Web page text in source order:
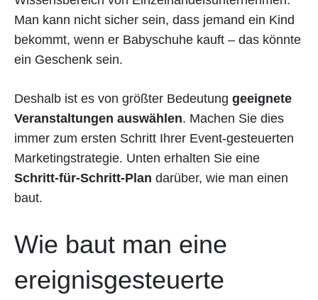
Man kann nicht sicher sein, dass jemand ein Kind
bekommt, wenn er Babyschuhe kauft – das könnte
ein Geschenk sein.
Deshalb ist es von größter Bedeutung geeignete
Veranstaltungen auswählen. Machen Sie dies
immer zum ersten Schritt Ihrer Event-gesteuerten
Marketingstrategie. Unten erhalten Sie eine
Schritt-für-Schritt-Plan darüber, wie man einen
baut.
Wie baut man eine
ereignisgesteuerte